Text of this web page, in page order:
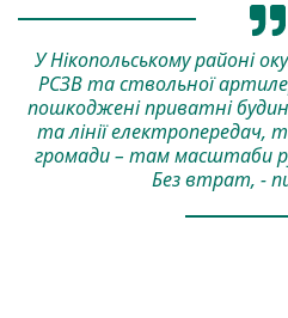
У Нікопольському районі
РСЗВ та ствольної
пошкоджені приватні
та лінії електропередач,
громади – там масштаби
Без втрат, -